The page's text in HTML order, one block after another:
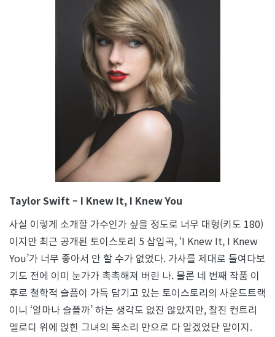
Taylor Swift – I Knew It, I Knew You
사실 이렇게 소개할 가수인가 싶을 정도로 너무 대형(키도 180)
이지만 최근 공개된 토이스토리 5 삽입곡, ‘I Knew It, I Knew
You’가 너무 좋아서 안 할 수가 없었다. 가사를 제대로 들여다보
기도 전에 이미 눈가가 촉촉해져 버린 나. 물론 네 번째 작품 이
후로 철학적 슬픔이 가득 담기고 있는 토이스토리의 사운드트랙
이니 ‘얼마나 슬플까’ 하는 생각도 없진 않았지만, 찰진 컨트리
멜로디 위에 얹힌 그녀의 목소리 만으로 다 알겠었단 말이지.